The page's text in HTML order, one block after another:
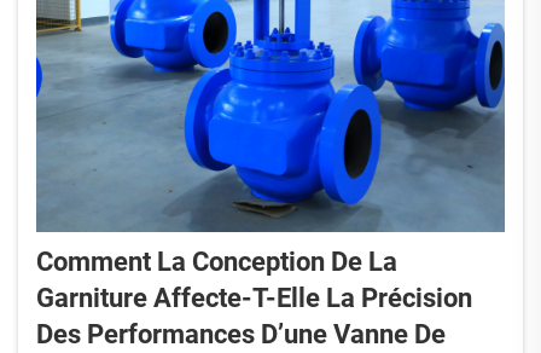
Comment La Conception De La
Garniture Affecte-T-Elle La Précision
Des Performances D’une Vanne De